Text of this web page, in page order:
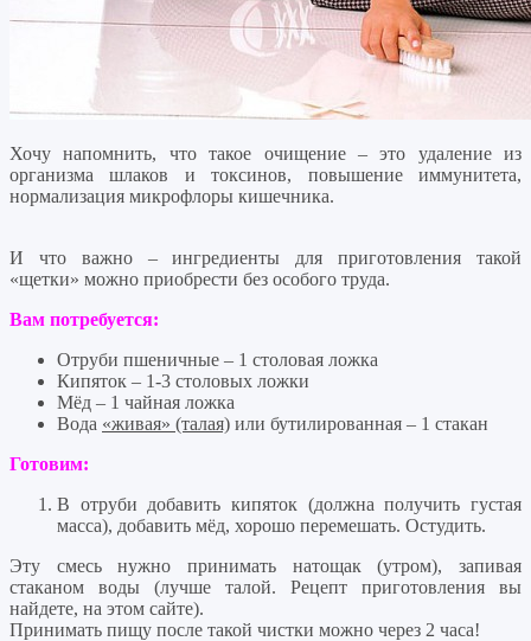
Хочу напомнить, что такое очищение – это удаление из
организма шлаков и токсинов, повышение иммунитета,
нормализация микрофлоры кишечника.
И что важно – ингредиенты для приготовления такой
«щетки» можно приобрести без особого труда.
Вам потребуется:
Отруби пшеничные – 1 столовая ложка
Кипяток – 1-3 столовых ложки
Мёд – 1 чайная ложка
Вода «живая» (талая) или бутилированная – 1 стакан
Готовим:
В отруби добавить кипяток (должна получить густая
масса), добавить мёд, хорошо перемешать. Остудить.
Эту смесь нужно принимать натощак (утром), запивая
стаканом воды (лучше талой. Рецепт приготовления вы
найдете, на этом сайте).
Принимать пищу после такой чистки можно через 2 часа!